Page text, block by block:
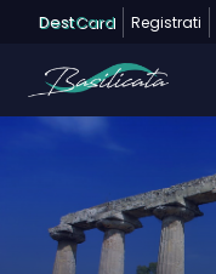
DestCard Registrati